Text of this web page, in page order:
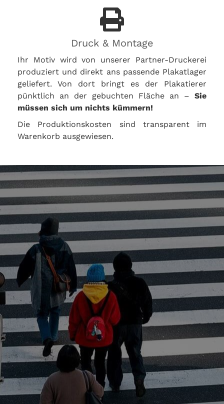
Druck & Montage
Ihr Motiv wird von unserer Partner-Druckerei
produziert und direkt ans passende Plakatlager
geliefert. Von dort bringt es der Plakatierer
pünktlich an der gebuchten Fläche an – Sie
müssen sich um nichts kümmern!
Die Produktionskosten sind transparent im
Warenkorb ausgewiesen.